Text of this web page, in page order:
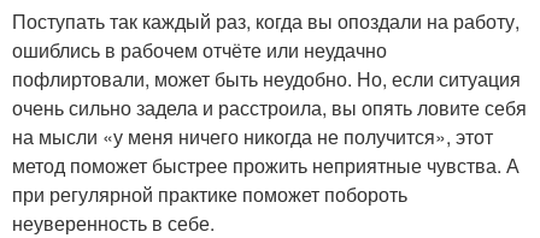
Поступать так каждый раз, когда вы опоздали на работу,
ошиблись в рабочем отчёте или неудачно
пофлиртовали, может быть неудобно. Но, если ситуация
очень сильно задела и расстроила, вы опять ловите себя
на мысли «у меня ничего никогда не получится», этот
метод поможет быстрее прожить неприятные чувства. А
при регулярной практике поможет побороть
неуверенность в себе.